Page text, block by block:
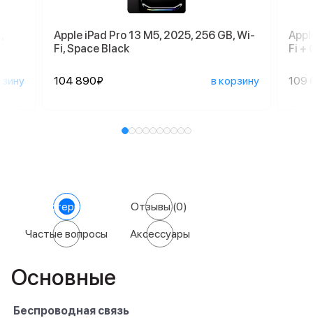
Apple iPad Pro 13 M5, 2025, 256 GB, Wi-
Fi, Space Black
104 890₽ в корзину
Fi +
109
Характеристики Отзывы(0)
Частые вопросы Аксессуары
Основные
Беспроводная связь